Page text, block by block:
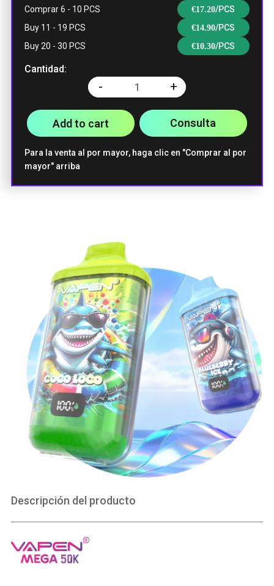
Comprar 6 - 10 PCS
€17.20/PCS
Buy 11 - 19 PCS
€14.90/PCS
Buy 20 - 30 PCS
€10.30/PCS
Cantidad:
Quantity
- +
Add to cart Consulta
Para la venta al por mayor, haga clic en "Comprar al por
mayor" arriba
Descripción del producto